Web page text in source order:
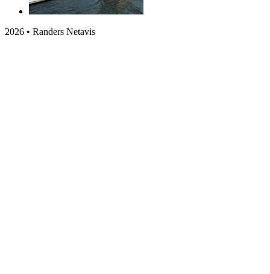
2026 • Randers Netavis